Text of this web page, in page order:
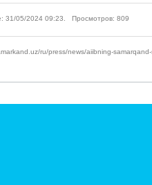
31/05/2024 09:23. Просмотров: 809
ru/press/news/aiibning-